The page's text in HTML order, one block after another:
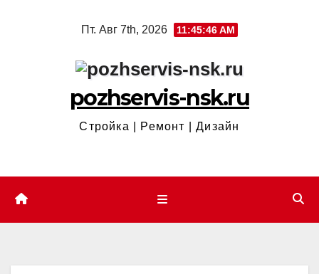
Пт. Авг 7th, 2026 11:45:46 AM
pozhservis-nsk.ru
Стройка | Ремонт | Дизайн